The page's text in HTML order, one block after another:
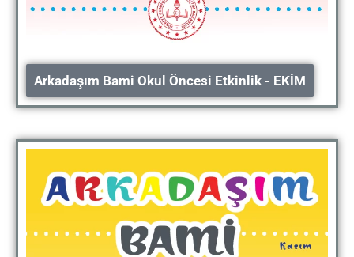
Arkadaşım Bami Okul Öncesi Etkinlik - EKİM